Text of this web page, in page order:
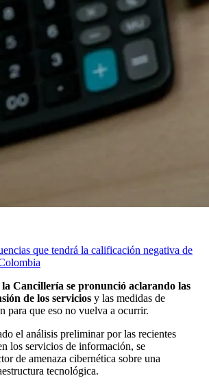
que tendrá la calificación negativa de
la Cancillería se pronunció aclarando las
de los servicios y las medidas de
para que eso no vuelva a ocurrir.
el análisis preliminar por las recientes
los servicios de información, se
de amenaza cibernética sobre una
tecnológica.